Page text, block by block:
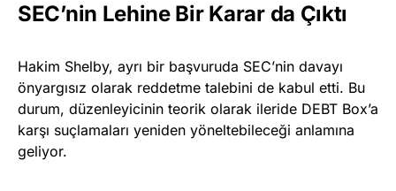
SEC’nin Lehine Bir Karar da Çıktı
Hakim Shelby, ayrı bir başvuruda SEC’nin davayı
önyargısız olarak reddetme talebini de kabul etti. Bu
durum, düzenleyicinin teorik olarak ileride DEBT Box’a
karşı suçlamaları yeniden yöneltebileceği anlamına
geliyor.